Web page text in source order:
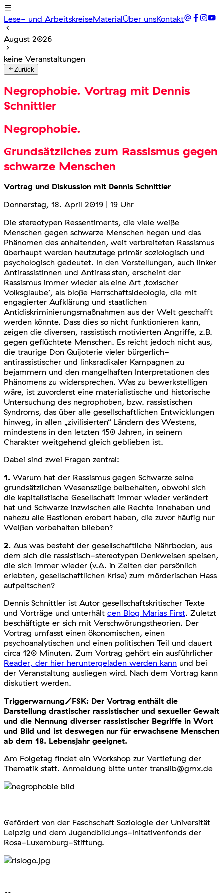
Lese- und ArbeitskreiseMaterialÜber unsKontakt
August 2026
keine Veranstaltungen
Zurück
Negrophobie. Vortrag mit Dennis
Schnittler
Negrophobie.
Grundsätzliches zum Rassismus gegen
schwarze Menschen
Vortrag und Diskussion mit Dennis Schnittler
Donnerstag, 18. April 2019 | 19 Uhr
Die stereotypen Ressentiments, die viele weiße
Menschen gegen schwarze Menschen hegen und das
Phänomen des anhaltenden, weit verbreiteten Rassismus
überhaupt werden heutzutage primär soziologisch und
psychologisch gedeutet. In den Vorstellungen, auch linker
Antirassistinnen und Antirassisten, erscheint der
Rassismus immer wieder als eine Art ‚toxischer
Volksglaube’, als bloße Herrschaftsideologie, die mit
engagierter Aufklärung und staatlichen
Antidiskriminierungsmaßnahmen aus der Welt geschafft
werden könnte. Dass dies so nicht funktionieren kann,
zeigen die diversen, rassistisch motivierten Angriffe, z.B.
gegen geflüchtete Menschen. Es reicht jedoch nicht aus,
die traurige Don Quijoterie vieler bürgerlich-
antirassistischer und linksradikaler Kampagnen zu
bejammern und den mangelhaften Interpretationen des
Phänomens zu widersprechen. Was zu bewerkstelligen
wäre, ist zuvorderst eine materialistische und historische
Untersuchung des negrophoben, bzw. rassistischen
Syndroms, das über alle gesellschaftlichen Entwicklungen
hinweg, in allen „zivilisierten“ Ländern des Westens,
mindestens in den letzten 150 Jahren, in seinem
Charakter weitgehend gleich geblieben ist.
Dabei sind zwei Fragen zentral:
1. Warum hat der Rassismus gegen Schwarze seine
grundsätzlichen Wesenszüge beibehalten, obwohl sich
die kapitalistische Gesellschaft immer wieder verändert
hat und Schwarze inzwischen alle Rechte innehaben und
nahezu alle Bastionen erobert haben, die zuvor häufig nur
Weißen vorbehalten blieben?
2. Aus was besteht der gesellschaftliche Nährboden, aus
dem sich die rassistisch-stereotypen Denkweisen speisen,
die sich immer wieder (v.A. in Zeiten der persönlich
erlebten, gesellschaftlichen Krise) zum mörderischen Hass
aufpeitschen?
Dennis Schnittler ist Autor gesellschaftskritischer Texte
und Vorträge und unterhält den Blog Marias First. Zuletzt
beschäftigte er sich mit Verschwörungstheorien. Der
Vortrag umfasst einen ökonomischen, einen
psychoanalytischen und einen politischen Teil und dauert
circa 120 Minuten. Zum Vortrag gehört ein ausführlicher
Reader, der hier heruntergeladen werden kann und bei
der Veranstaltung ausliegen wird. Nach dem Vortrag kann
diskutiert werden.
Triggerwarnung/FSK: Der Vortrag enthält die
Darstellung drastischer rassistischer und sexueller Gewalt
und die Nennung diverser rassistischer Begriffe in Wort
und Bild und ist deswegen nur für erwachsene Menschen
ab dem 18. Lebensjahr geeignet.
Am Folgetag findet ein Workshop zur Vertiefung der
Thematik statt. Anmeldung bitte unter translib@gmx.de
Gefördert von der Faschschaft Soziologie der Universität
Leipzig und dem Jugendbildungs-Initativenfonds der
Rosa-Luxemburg-Stiftung.